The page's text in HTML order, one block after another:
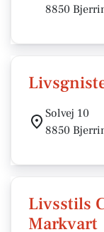
8850
Solvej 10
8850
Livsstils
Markvart